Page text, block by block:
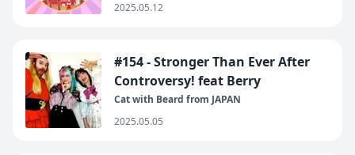
2025.05.12
#154 - Stronger Than Ever After
Controversy! feat Berry
Cat with Beard from JAPAN
2025.05.05